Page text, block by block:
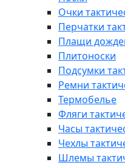
Очки
Перчатки
Плащи
Плитоноски
Подсумки
Ремни
Термобелье
Фляги
Часы
Чехлы
Шлемы